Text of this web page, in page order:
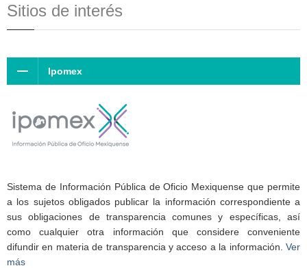
Sitios de interés
Ipomex
Sistema de Información Pública de Oficio Mexiquense que permite
a los sujetos obligados publicar la información correspondiente a
sus obligaciones de transparencia comunes y específicas, así
como cualquier otra información que considere conveniente
difundir en materia de transparencia y acceso a la información. Ver
más